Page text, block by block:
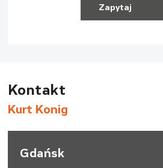
Zapytaj
Kontakt
Kurt Konig
Gdańsk